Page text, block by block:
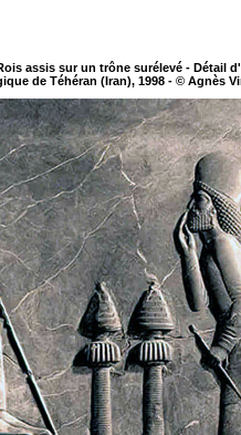
assis sur un trône surélevé - Détail
de Téhéran (Iran), 1998 - © Agnès